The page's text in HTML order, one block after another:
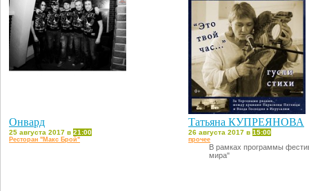
Онвард
25 августа 2017 в 21:00
Ресторан "Макс Брой"
Татьяна КУПРЕЯНОВА
26 августа 2017 в 15:00
прочее
В рамках программы
мира"